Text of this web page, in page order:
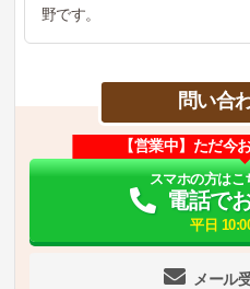
野です。
問い合
メール
【営業中】ただ今
スマホの方は
電話で
平日